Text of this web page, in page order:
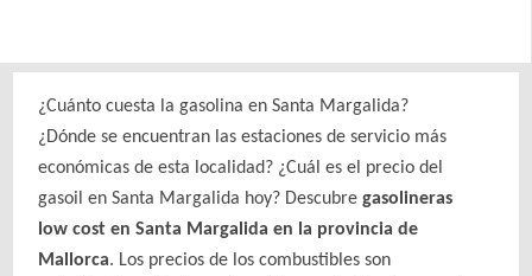
¿Cuánto cuesta la gasolina en Santa Margalida?
¿Dónde se encuentran las estaciones de servicio más
económicas de esta localidad? ¿Cuál es el precio del
gasoil en Santa Margalida hoy? Descubregasolineras
low cost en Santa Margalida en la provincia de
Mallorca. Los precios de los combustibles son